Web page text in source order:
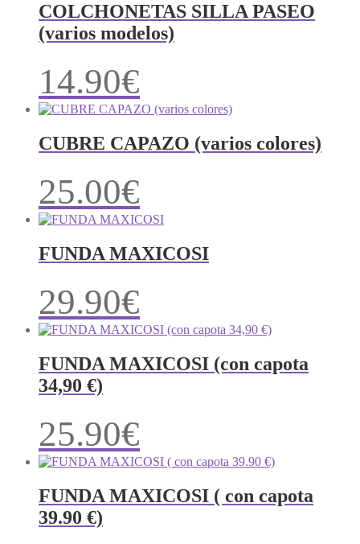
COLCHONETAS SILLA PASEO
(varios modelos)
14.90€
CUBRE CAPAZO (varios colores)
25.00€
FUNDA MAXICOSI
29.90€
FUNDA MAXICOSI (con capota
34,90 €)
25.90€
FUNDA MAXICOSI ( con capota
39.90 €)